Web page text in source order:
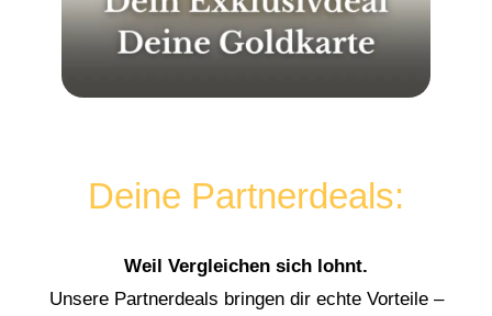
Deine Partnerdeals:
Weil Vergleichen sich lohnt.
Unsere Partnerdeals bringen dir echte Vorteile –